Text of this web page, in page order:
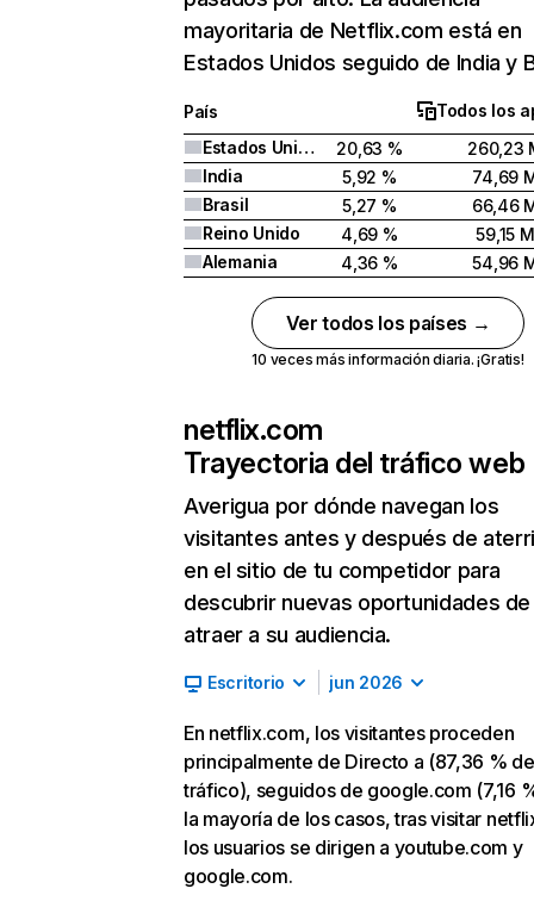
mayoritaria de Netflix.com está en
Estados Unidos seguido de India y
País
Todos los
Estados Unidos
20,63 %
260,23
India
5,92 %
74,69
Brasil
5,27 %
66,46
Reino Unido
4,69 %
59,15 M
Alemania
4,36 % 54,96
Ver todos los países →
10 veces más información diaria. ¡Gratis!
netflix.com
Trayectoria del tráfico web
Averigua por dónde navegan los
visitantes antes y después de
en el sitio de tu competidor para
descubrir nuevas oportunidades de
atraer a su audiencia.
Escritorio jun 2026
En netflix.com, los visitantes proceden
principalmente de Directo a (87,36 % de
tráfico), seguidos de google.com (7,16
la mayoría de los casos, tras visitar
los usuarios se dirigen a youtube.com y
google.com.